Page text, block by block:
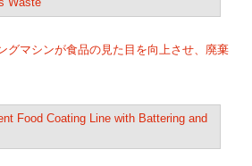
グマシンが食品の見た目を向上させ、廃棄